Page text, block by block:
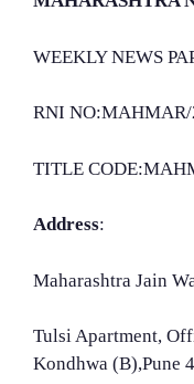
WEEKLY NEWS
RNI
TITLE
Address:
Maharashtra Jain
Tulsi Apartment,
Kondhwa (B),Pune